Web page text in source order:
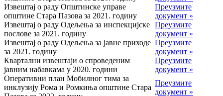
Извештај о раду Општинске управе
општине Стара Пазова за 2021. годину
Преузмите
документ »
Извештај о раду Одељења за инспекцијске
послове за 2021. годину
Преузмите
документ »
Извештај о раду Одељења за јавне приходе
за 2021. годину
Преузмите
документ »
Квартални извештаји о спроведеним
јавним набавкама у 2020. години
Преузмите
документ »
Оперативни план Мобилног тима за
инклузију Рома и Ромкиња општине Стара
Преузмите
документ »